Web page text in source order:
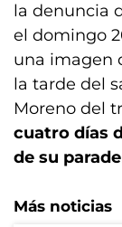
la denuncia
el domingo
una imagen
la tarde del
Moreno del
cuatro días
de su
Más noticias